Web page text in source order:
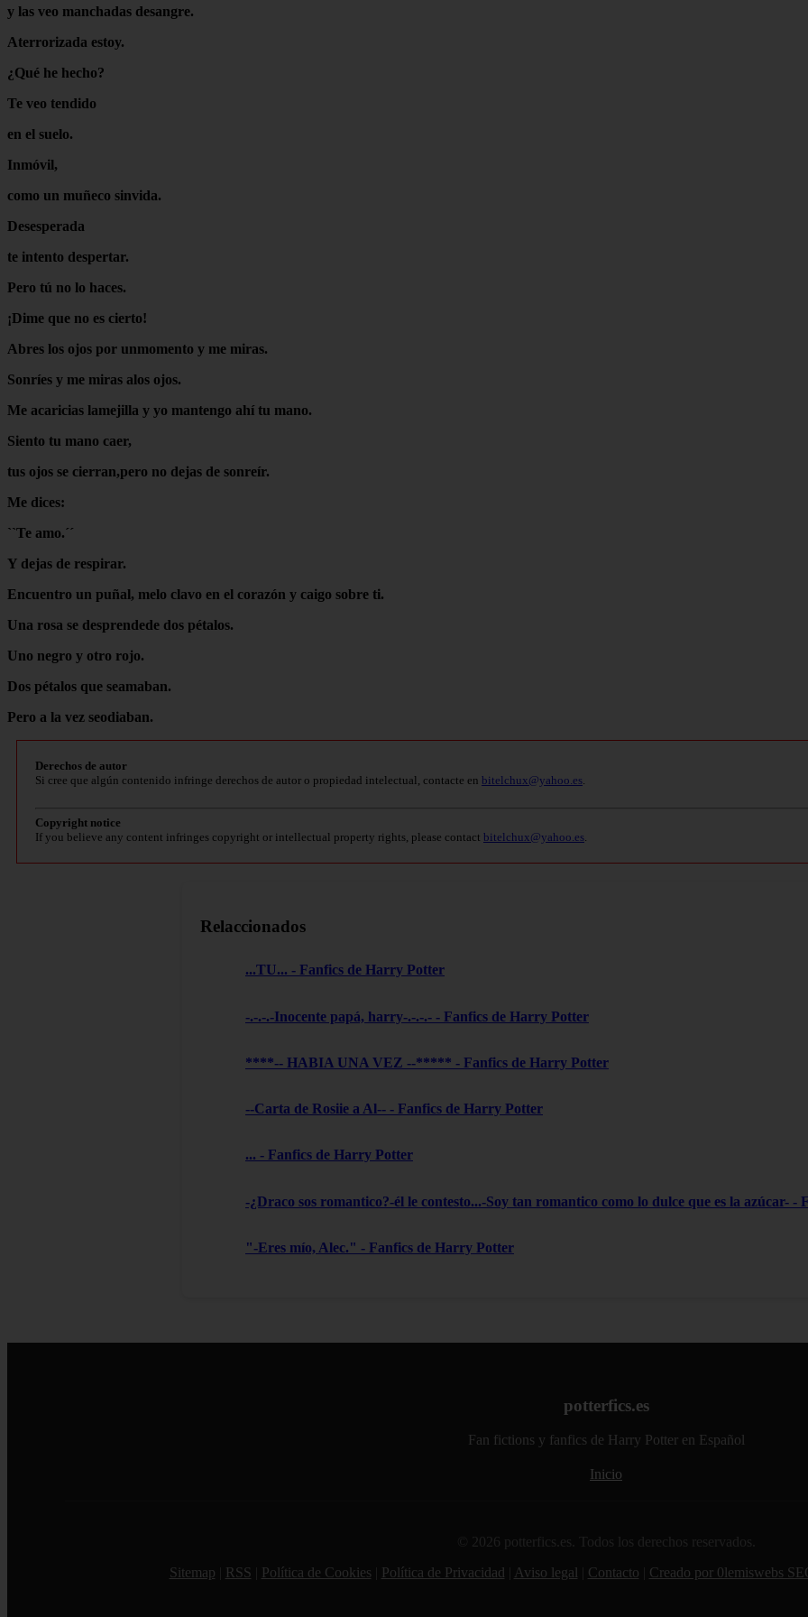
y las veo manchadas desangre.
Aterrorizada estoy.
¿Qué he hecho?
Te veo tendido
en el suelo.
Inmóvil,
como un muñeco sinvida.
Desesperada
te intento despertar.
Pero tú no lo haces.
¡Dime que no es cierto!
Abres los ojos por unmomento y me miras.
Sonríes y me miras alos ojos.
Me acaricias lamejilla y yo mantengo ahí tu mano.
Siento tu mano caer,
tus ojos se cierran,pero no dejas de sonreír.
Me dices:
``Te amo.´´
Y dejas de respirar.
Encuentro un puñal, melo clavo en el corazón y caigo sobre ti.
Una rosa se desprendede dos pétalos.
Uno negro y otro rojo.
Dos pétalos que seamaban.
Pero a la vez seodiaban.
Derechos de autor
Si cree que algún contenido infringe derechos de autor o propiedad intelectual, contacte en bitelchux@yahoo.es
Copyright notice
If you believe any content infringes copyright or intellectual property rights, please contact bitelchux@yahoo.es
Relaccionados
...TU... - Fanfics de Harry Potter
-.-.-.-Inocente papá, harry-.-.-.- - Fanfics de Harry Potter
****-- HABIA UNA VEZ --***** - Fanfics de Harry Potter
--Carta de Rosiie a Al-- - Fanfics de Harry Potter
... - Fanfics de Harry Potter
-¿Draco sos romantico?-él le contesto...-Soy tan romantico como lo dulce que es la azúcar-
"-Eres mío, Alec." - Fanfics de Harry Potter
potterfics.es
Fan fictions y fanfics de Harry Potter en Español
Inicio
© 2026 potterfics.es. Todos los derechos reservados.
Sitemap
RSS Política de Cookies Política de Privacidad Aviso legal Contacto Creado por 0lemiswebs